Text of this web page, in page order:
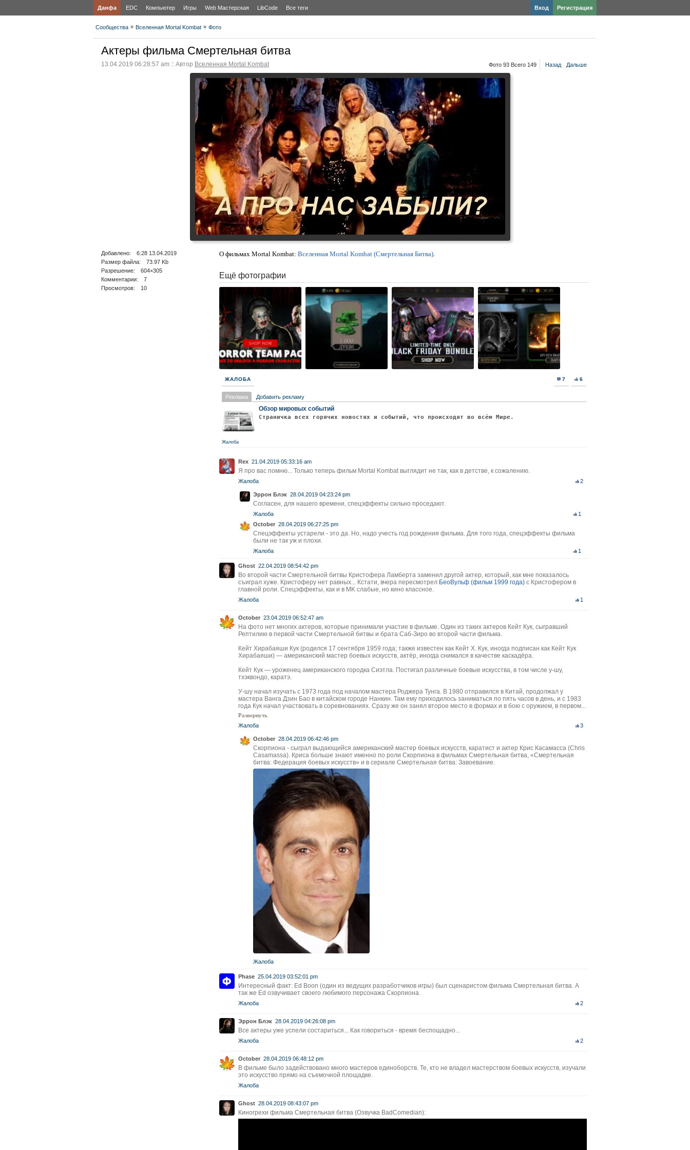
Данфа EDC Компьютер Игры Web Мастерская LibCode Все теги Регистрация
Вход
Сообщества » Вселенная Mortal Kombat » Фото
Актеры фильма Смертельная битва
13.04.2019 06:28:57 am :: Автор Вселенная Mortal Kombat Фото 93 Всего 149 Назад Дальше
Добавлено: 6:28 13.04.2019
Размер файла: 73.97 Kb
Разрешение: 604×305
Комментарии: 7
Просмотров: 10
О фильмах Mortal Kombat: Вселенная Mortal Kombat (Смертельная Битва).
Ещё фотографии
ЖАЛОБА 7 6
Реклама Добавить рекламу
Обзор мировых событий
Страничка всех горячих новостях и событий, что происходят во всём Мире.
Жалоба
Rex 21.04.2019 05:33:16 am
Я про вас помню... Только теперь фильм Mortal Kombat выглядит не так, как в детстве, к сожалению.
Жалоба 2
Эррон Блэк 28.04.2019 04:23:24 pm
Согласен, для нашего времени, спецэффекты сильно проседают.
Жалоба
1
October 28.04.2019 06:27:25 pm
Спецэффекты устарели - это да. Но, надо учесть год рождения фильма. Для того года, спецэффекты фильма
были не так уж и плохи.
Жалоба 1
Ghost 22.04.2019 08:54:42 pm
Во второй части Смертельной битвы Кристофера Ламберта заменил другой актер, который, как мне показалось
съиграл хуже. Кристоферу нет равных... Кстати, вчера пересмотрел БеоВульф (фильм 1999 года) с Кристофером в
главной роли. Спецэффекты, как и в MK слабые, но кино классное.
Жалоба 1
October 23.04.2019 06:52:47 am
На фото нет многих актеров, которые принимали участие в фильме. Один из таких актеров Кейт Кук, сыгравший
Рептилию в первой части Смертельной битвы и брата Саб-Зиро во второй части фильма.
Кейт Хирабаяши Кук (родился 17 сентября 1959 года; также известен как Кейт Х. Кук, иногда подписан как Кейт Кук
Хирабаяши) — американский мастер боевых искусств, актёр, иногда снимался в качестве каскадёра.
Кейт Кук — уроженец американского городка Сиэтла. Постигал различные боевые искусства, в том числе у-шу,
тхэквондо, каратэ.
У-шу начал изучать с 1973 года под началом мастера Роджера Тунга. В 1980 отправился в Китай, продолжал у
мастера Ванга Дзин Бао в китайском городе Нанкин. Там ему приходилось заниматься по пять часов в день, и с 1983
года Кук начал участвовать в соревнованиях. Сразу же он занял второе место в формах и в бою с оружием, в первом...
Развернуть
Жалоба
3
October 28.04.2019 06:42:46 pm
Скорпиона - сыграл выдающийся американский мастер боевых искусств, каратист и актер Крис Касамасса (Chris
Casamassa). Криса больше знают именно по роли Скорпиона в фильмах Смертельная битва, «Смертельная
битва: Федерация боевых искусств» и в сериале Смертельная битва: Завоевание.
Жалоба
Phase 25.04.2019 03:52:01 pm
Интересный факт: Ed Boon (один из ведущих разработчиков игры) был сценаристом фильма Смертельная битва. А
так же Ed озвучивает своего любимого персонажа Скорпиона.
Жалоба 2
Эррон Блэк 28.04.2019 04:26:08 pm
Все актеры уже успели состариться... Как говориться - время беспощадно...
Жалоба 2
October 28.04.2019 06:48:12 pm
В фильме было задействовано много мастеров единоборств. Те, кто не владел мастерством боевых искусств, изучали
это искусство прямо на съемочной площадке.
Жалоба
Ghost 28.04.2019 08:43:07 pm
Киногрехи фильма Смертельная битва (Озвучка BadComedian):